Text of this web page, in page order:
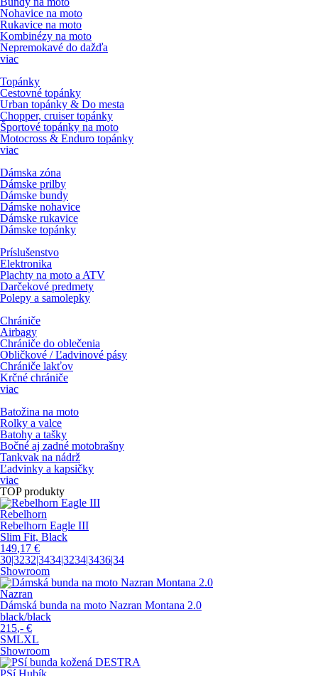
Nohavice na moto
Rukavice na moto
Kombinézy na moto
Nepremokavé do dažďa
viac
Topánky
Cestovné topánky
Urban topánky & Do mesta
Chopper, cruiser topánky
Športové topánky na moto
Motocross & Enduro topánky
viac
Dámska zóna
Dámske prilby
Dámske bundy
Dámske nohavice
Dámske rukavice
Dámske topánky
Príslušenstvo
Elektronika
Plachty na moto a ATV
Darčekové predmety
Polepy a samolepky
Chrániče
Airbagy
Chrániče do oblečenia
Obličkové / Ľadvinové pásy
Chrániče lakťov
Krčné chrániče
viac
Batožina na moto
Rolky a valce
Batohy a tašky
Bočné aj zadné motobrašny
Tankvak na nádrž
Ľadvinky a kapsičky
viac
TOP produkty
Rebelhorn
Rebelhorn Eagle III
Slim Fit, Black
149,17 €
30|3232|3434|3234|3436|34
Showroom
Nazran
Dámská bunda na moto Nazran Montana 2.0
black/black
215,- €
SMLXL
Showroom
PSí Hubík